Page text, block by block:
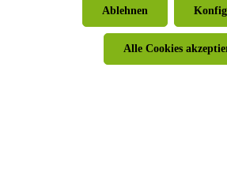
© Pircher Oberland GmbH - Powered by426
nicht anders angegeben.
Ablehnen
Alle Cookies